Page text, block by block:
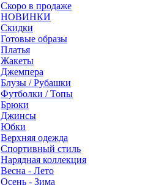
Скоро в продаже
НОВИНКИ
Скидки
Готовые образы
Платья
Жакеты
Джемпера
Блузы / Рубашки
Футболки / Топы
Брюки
Джинсы
Юбки
Верхняя одежда
Спортивный стиль
Нарядная коллекция
Весна - Лето
Осень - Зима